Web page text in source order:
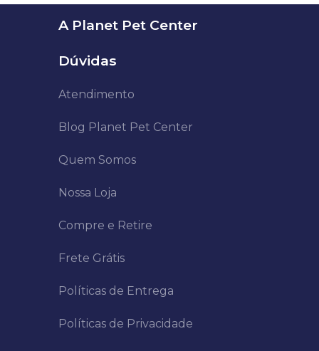
A Planet Pet Center
Dúvidas
Atendimento
Blog Planet Pet Center
Quem Somos
Nossa Loja
Compre e Retire
Frete Grátis
Políticas de Entrega
Políticas de Privacidade